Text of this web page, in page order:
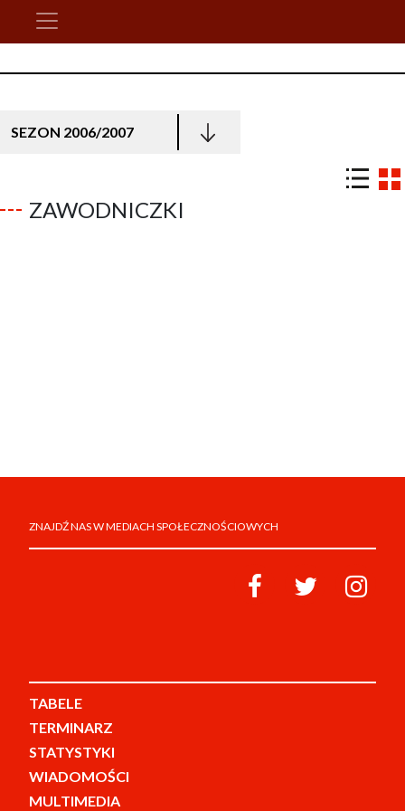
SEZON 2006/2007
ZAWODNICZKI
ZNAJDŹ NAS W MEDIACH SPOŁECZNOŚCIOWYCH
TABELE
TERMINARZ
STATYSTYKI
WIADOMOŚCI
MULTIMEDIA